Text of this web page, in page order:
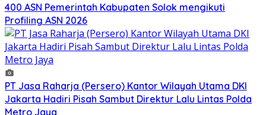
400 ASN Pemerintah Kabupaten Solok mengikuti
Profiling ASN 2026
PT Jasa Raharja (Persero) Kantor Wilayah Utama DKI
Jakarta Hadiri Pisah Sambut Direktur Lalu Lintas Polda
Metro Jaya